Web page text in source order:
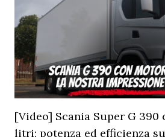
[Video] Scania Super G 390
litri: potenza ed efficienza